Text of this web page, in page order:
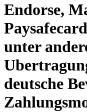
Endorse,
unter
deutsche